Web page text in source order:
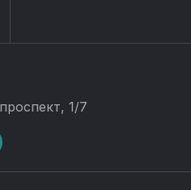
1/7